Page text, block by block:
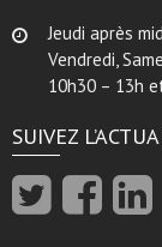
Jeudi après
Vendredi,
10h30 – 13h
SUIVEZ